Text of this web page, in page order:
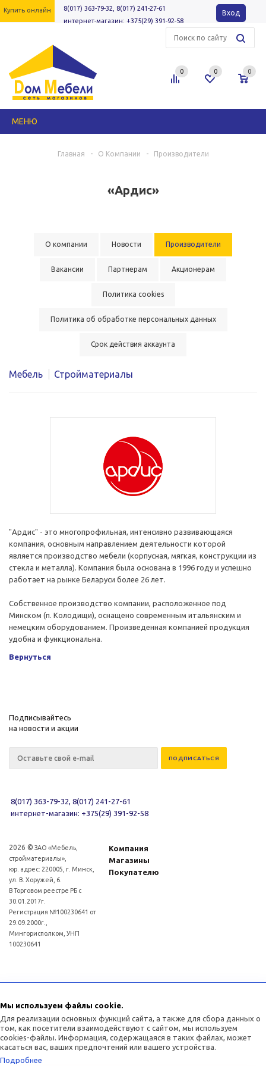
Купить онлайн Вход
8(017) 363-79-32, 8(017) 241-27-61
интернет-магазин: +375(29) 391-92-58
0 0 0
МЕНЮ
Главная - О Компании - Производители
«Ардис»
О компании Новости Производители
Вакансии Партнерам Акционерам
Политика cookies
Политика об обработке персональных данных
Срок действия аккаунта
Мебель Стройматериалы
"Ардис" - это многопрофильная, интенсивно развивающаяся
компания, основным направлением деятельности которой
является производство мебели (корпусная, мягкая, конструкции из
стекла и металла). Компания была основана в 1996 году и успешно
работает на рынке Беларуси более 26 лет.
Собственное производство компании, расположенное под
Минском (п. Колодищи), оснащено современным итальянским и
немецким оборудованием. Произведенная компанией продукция
удобна и функциональна.
Вернуться
Подписывайтесь
на новости и акции
8(017) 363-79-32, 8(017) 241-27-61
интернет-магазин: +375(29) 391-92-58
2026 © ЗАО «Мебель,
стройматериалы»,
юр. адрес: 220005, г. Минск,
ул. В. Хоружей, 6.
В Торговом реестре РБ с
30.01.2017г.
Регистрация №100230641 от
29.09.2000г.,
Мингорисполком, УНП
100230641
Компания
Магазины
Покупателю
(017)3771393
Мы используем файлы cookie.
Для реализации основных функций сайта, а также для сбора данных о
том, как посетители взаимодействуют с сайтом, мы используем
cookies-файлы. Информация, содержащаяся в таких файлах, может
касаться вас, ваших предпочтений или вашего устройства.
Подробнее